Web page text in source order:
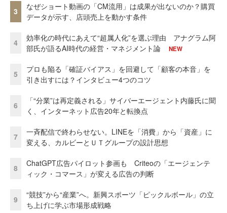
3
なぜショート動画の「CM流用」は成果が出ないのか？購買
データが示す、店頭売上を動かす条件
4
効率化の時代にあえて“超属人化”を選ぶ理由 アナグラム阿
部氏が語るAI時代の経営・マネジメント論
NEW
5
プロも陥る「確証バイアス」を回避して「顧客の本音」を
引き出すには？インタビュー4つのコツ
6
「“分業”は再定義される」サイバーエージェント内藤氏に聞
く、インターネット広告20年と転換点
7
一斉配信で終わらせない。LINEを「消費」から「資産」に
変える、カルビーとＵＴグループの設計思想
8
ChatGPT広告パイロット参画も Criteoの「エージェンテ
ィック・コマース」が変える広告の判断
9
“競技”から“産業”へ。新興スポーツ「ピックルボール」の立
ち上げに学ぶ市場形成戦略